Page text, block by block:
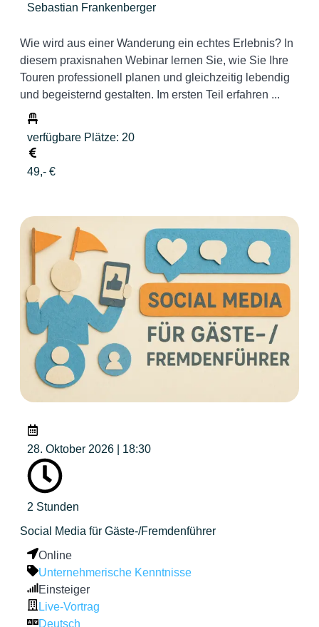
Sebastian Frankenberger
Wie wird aus einer Wanderung ein echtes Erlebnis? In
diesem praxisnahen Webinar lernen Sie, wie Sie Ihre
Touren professionell planen und gleichzeitig lebendig
und begeisternd gestalten. Im ersten Teil erfahren ...
verfügbare Plätze: 20
49,- €
28. Oktober 2026 | 18:30
2 Stunden
Social Media für Gäste-/Fremdenführer
Online
Unternehmerische Kenntnisse
Einsteiger
Live-Vortrag
Deutsch